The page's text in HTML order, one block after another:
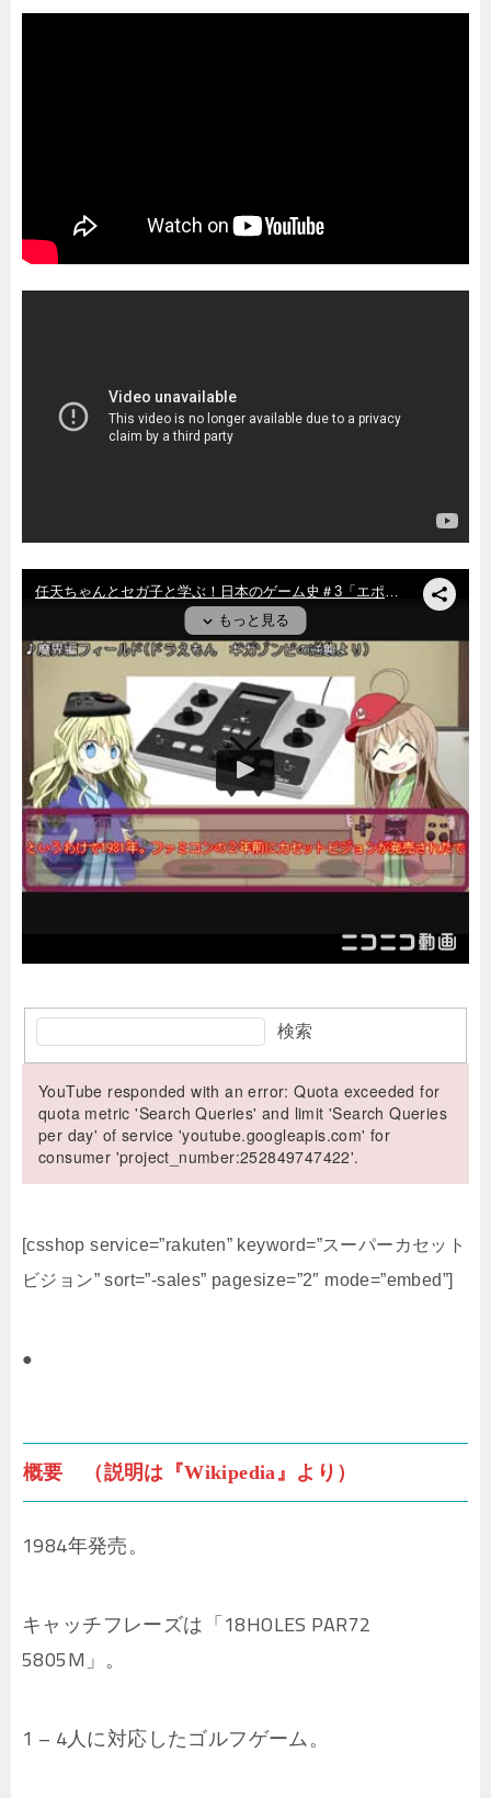
検索
YouTube responded with an error: Quota exceeded for
quota metric 'Search Queries' and limit 'Search Queries
per day' of service 'youtube.googleapis.com' for
consumer 'project_number:252849747422'.
[csshop service=”rakuten” keyword=”スーパーカセット
ビジョン” sort=”-sales” pagesize=”2″ mode=”embed”]
●
概要 （説明は『Wikipedia』より）
1984年発売。
キャッチフレーズは「18HOLES PAR72
5805M」。
1 – 4人に対応したゴルフゲーム。